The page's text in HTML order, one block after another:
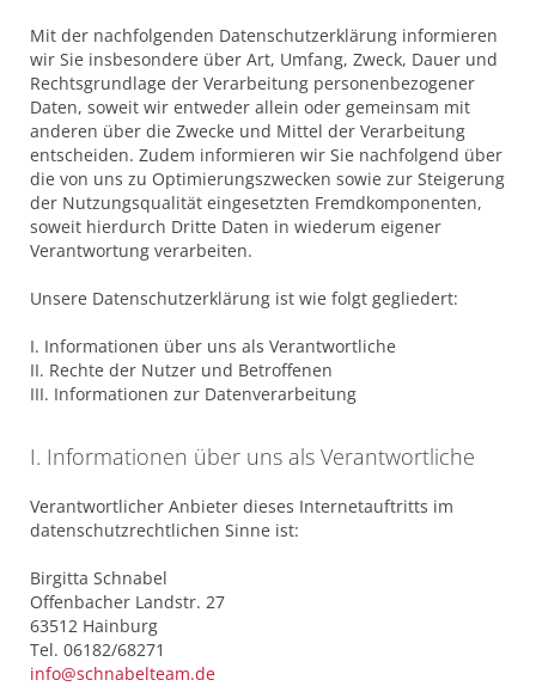
Mit der nachfolgenden Datenschutzerklärung informieren
wir Sie insbesondere über Art, Umfang, Zweck, Dauer und
Rechtsgrundlage der Verarbeitung personenbezogener
Daten, soweit wir entweder allein oder gemeinsam mit
anderen über die Zwecke und Mittel der Verarbeitung
entscheiden. Zudem informieren wir Sie nachfolgend über
die von uns zu Optimierungszwecken sowie zur Steigerung
der Nutzungsqualität eingesetzten Fremdkomponenten,
soweit hierdurch Dritte Daten in wiederum eigener
Verantwortung verarbeiten.
Unsere Datenschutzerklärung ist wie folgt gegliedert:
I. Informationen über uns als Verantwortliche
II. Rechte der Nutzer und Betroffenen
III. Informationen zur Datenverarbeitung
I. Informationen über uns als Verantwortliche
Verantwortlicher Anbieter dieses Internetauftritts im
datenschutzrechtlichen Sinne ist:
Birgitta Schnabel
Offenbacher Landstr. 27
63512 Hainburg
Tel. 06182/68271
info@schnabelteam.de